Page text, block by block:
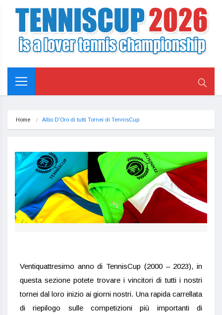
Home Albo D’Oro di tutti Tornei di TennisCup
Ventiquattresimo anno di TennisCup (2000 – 2023), in
questa sezione potete trovare i vincitori di tutti i nostri
tornei dal loro inizio ai giorni nostri. Una rapida carrellata
di riepilogo sulle competizioni più importanti di